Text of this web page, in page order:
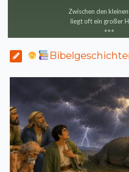
Zwischen den
liegt oft ein großer
***